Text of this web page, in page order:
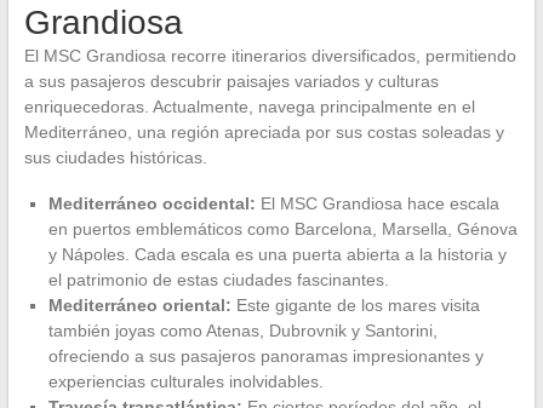
Grandiosa
El MSC Grandiosa recorre itinerarios diversificados, permitiendo
a sus pasajeros descubrir paisajes variados y culturas
enriquecedoras. Actualmente, navega principalmente en el
Mediterráneo, una región apreciada por sus costas soleadas y
sus ciudades históricas.
Mediterráneo occidental: El MSC Grandiosa hace escala
en puertos emblemáticos como Barcelona, Marsella, Génova
y Nápoles. Cada escala es una puerta abierta a la historia y
el patrimonio de estas ciudades fascinantes.
Mediterráneo oriental: Este gigante de los mares visita
también joyas como Atenas, Dubrovnik y Santorini,
ofreciendo a sus pasajeros panoramas impresionantes y
experiencias culturales inolvidables.